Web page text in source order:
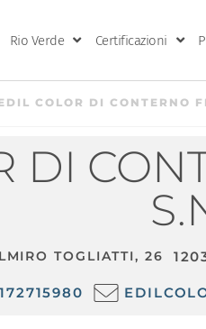
Rio Verde Certificazioni
COLOR DI CONTERNO
DI
TOGLIATTI, 26